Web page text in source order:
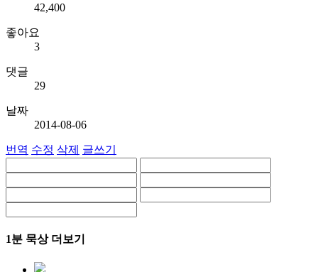
42,400
좋아요
3
댓글
29
날짜
2014-08-06
번역 수정 삭제 글쓰기
1분 묵상 더보기